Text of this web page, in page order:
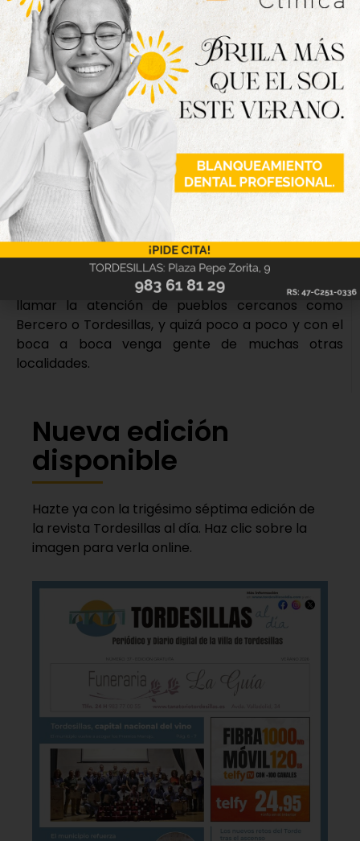
sorprendimos de la buena acogida que tuvo, ya que
vino tanta gente que no dábamos abasto, e incluso
hubo personas que no pudieron degustar el plato
porque ya no había más.
Nosotros en verano llegamos como mucho al
centenar de vecinos, y en esta cita alcanzamos las
300 personas, por eso este año hemos sido
previsores y hemos comprado más cantidad y
esperamos una gran afluencia y que nadie se
quede sin probar este plato.
¿Podría este evento convertirse en un atractivo
turístico de Villavieja?
Creemos que sí. Al final ya hemos conseguido
llamar la atención de pueblos cercanos como
Bercero o Tordesillas, y quizá poco a poco y con el
boca a boca venga gente de muchas otras
localidades.
Nueva edición
disponible
Hazte ya con la trigésimo séptima edición de
la revista Tordesillas al día. Haz clic sobre la
imagen para verla online.